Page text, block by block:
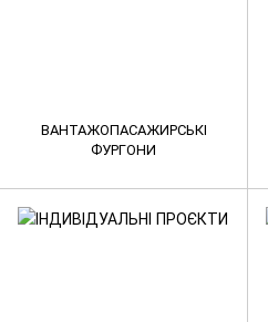
ВАНТАЖОПАСАЖИРСЬКІ
ФУРГОНИ